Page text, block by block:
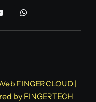
FINGERCLOUD|
by FINGERTECH